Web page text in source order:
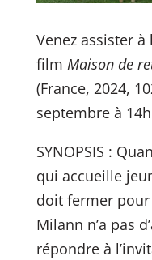
Venez assister
film Maison de
(France, 2024,
septembre à
SYNOPSIS :
qui accueille
doit fermer
Milann n’a pas
répondre à